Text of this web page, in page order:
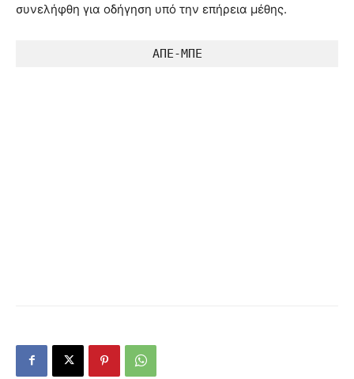
συνελήφθη για οδήγηση υπό την επήρεια μέθης.
ΑΠΕ-ΜΠΕ